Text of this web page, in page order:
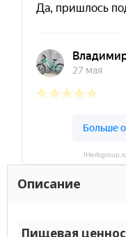
Описание
Пищевая